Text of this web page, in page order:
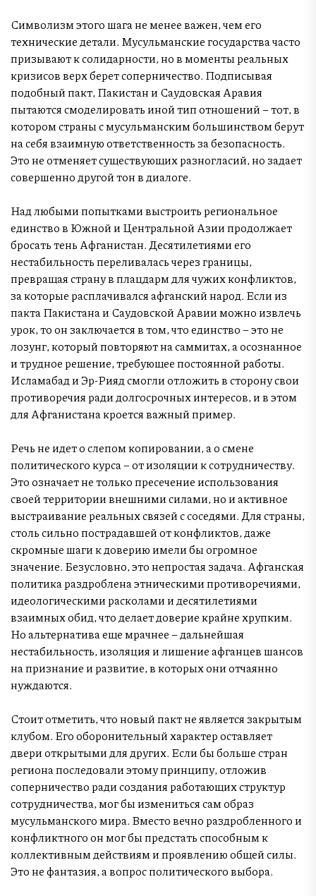
Символизм этого шага не менее важен, чем его
технические детали. Мусульманские государства часто
призывают к солидарности, но в моменты реальных
кризисов верх берет соперничество. Подписывая
подобный пакт, Пакистан и Саудовская Аравия
пытаются смоделировать иной тип отношений – тот, в
котором страны с мусульманским большинством берут
на себя взаимную ответственность за безопасность.
Это не отменяет существующих разногласий, но задает
совершенно другой тон в диалоге.
Над любыми попытками выстроить региональное
единство в Южной и Центральной Азии продолжает
бросать тень Афганистан. Десятилетиями его
нестабильность переливалась через границы,
превращая страну в плацдарм для чужих конфликтов,
за которые расплачивался афганский народ. Если из
пакта Пакистана и Саудовской Аравии можно извлечь
урок, то он заключается в том, что единство – это не
лозунг, который повторяют на саммитах, а осознанное
и трудное решение, требующее постоянной работы.
Исламабад и Эр-Рияд смогли отложить в сторону свои
противоречия ради долгосрочных интересов, и в этом
для Афганистана кроется важный пример.
Речь не идет о слепом копировании, а о смене
политического курса – от изоляции к сотрудничеству.
Это означает не только пресечение использования
своей территории внешними силами, но и активное
выстраивание реальных связей с соседями. Для страны,
столь сильно пострадавшей от конфликтов, даже
скромные шаги к доверию имели бы огромное
значение. Безусловно, это непростая задача. Афганская
политика раздроблена этническими противоречиями,
идеологическими расколами и десятилетиями
взаимных обид, что делает доверие крайне хрупким.
Но альтернатива еще мрачнее – дальнейшая
нестабильность, изоляция и лишение афганцев шансов
на признание и развитие, в которых они отчаянно
нуждаются.
Стоит отметить, что новый пакт не является закрытым
клубом. Его оборонительный характер оставляет
двери открытыми для других. Если бы больше стран
региона последовали этому принципу, отложив
соперничество ради создания работающих структур
сотрудничества, мог бы измениться сам образ
мусульманского мира. Вместо вечно раздробленного и
конфликтного он мог бы предстать способным к
коллективным действиям и проявлению общей силы.
Это не фантазия, а вопрос политического выбора.